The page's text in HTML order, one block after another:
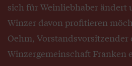
sich für Weinliebhaber ändert
Winzer davon profitieren
Oehm, Vorstandsvorsitzender
Winzergemeinschaft Franken